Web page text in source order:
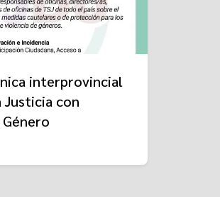
interprovincial
Justicia con